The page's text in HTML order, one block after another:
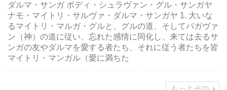
ダルマ・サンガ ボディ・シュラヴァン・グル・サンガヤ
ナモ・マイトリ・サルヴァ・ダルマ・サンガヤ 1. 大いな
るマイトリ・マルガ・グルと、グルの道、そしてバガヴァ
ン（神）の道に従い、忘れた感情に同化し、来ては去るサ
ンガの友やダルマを愛する者たち、それに従う者たちを皆
マイトリ・マンガル（愛に満ちた